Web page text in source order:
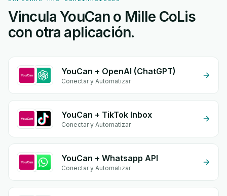
Vincula YouCan o Mille CoLis
con otra aplicación.
YouCan + OpenAI (ChatGPT)
Conectar y Automatizar
YouCan + TikTok Inbox
Conectar y Automatizar
YouCan + Whatsapp API
Conectar y Automatizar